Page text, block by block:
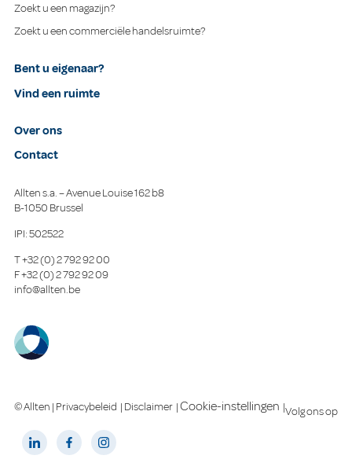
Zoekt u een magazijn?
Zoekt u een commerciële handelsruimte?
Bent u eigenaar?
Vind een ruimte
Over ons
Contact
Allten s.a. – Avenue Louise 162 b8
B-1050 Brussel
IPI: 502522
T+32 (0) 2 792 92 00
F+32 (0) 2 792 92 09
info@allten.be
© Allten | Privacybeleid | Disclaimer |Cookie-instellingen |Volg ons op